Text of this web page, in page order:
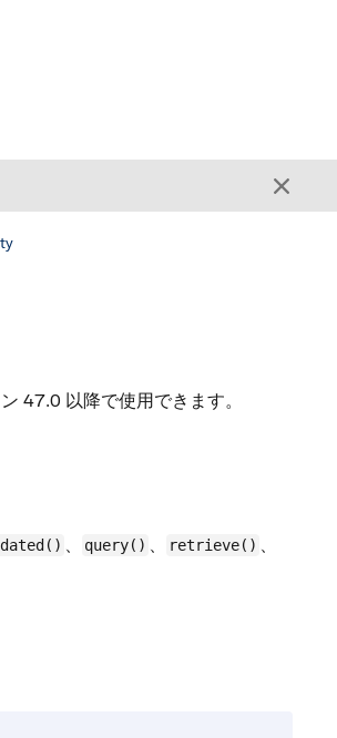
47.0 以降で使用できます。
、 query() 、 retrieve() 、